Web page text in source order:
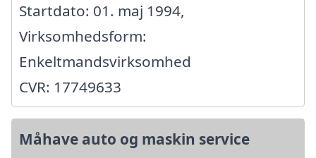
Startdato: 01. maj 1994,
Virksomhedsform:
Enkeltmandsvirksomhed
CVR: 17749633
Måhave auto og maskin service